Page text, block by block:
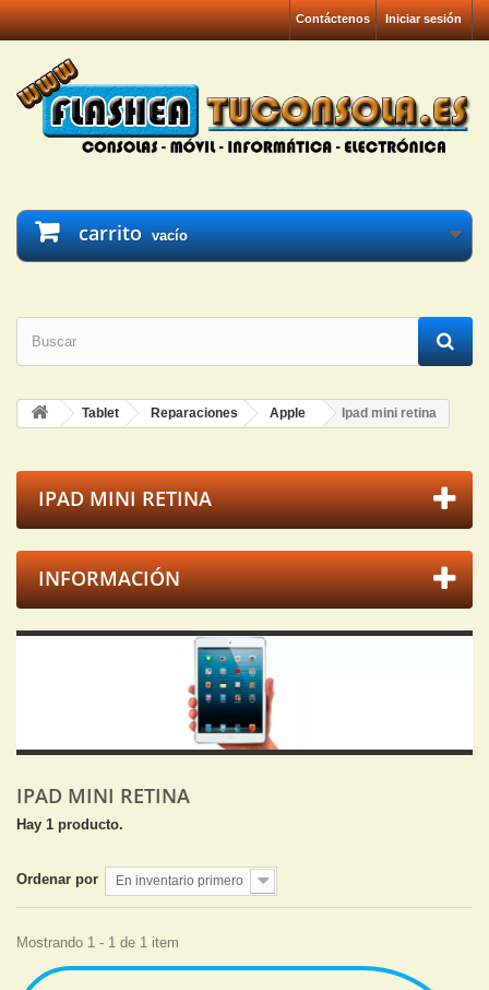
Iniciar sesión
Contáctenos
carrito vacío
Tablet Reparaciones Apple Ipad mini retina
IPAD MINI RETINA
INFORMACIÓN
IPAD MINI RETINA
Hay 1 producto.
Ordenar por En inventario primero
Mostrando 1 - 1 de 1 item